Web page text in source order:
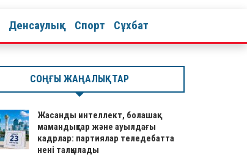
Денсаулық Спорт Сұхбат
СОҢҒЫ ЖАҢАЛЫҚТАР
Жасанды интеллект, болашақ
мамандықтар және ауылдағы
кадрлар: партиялар теледебатта
нені талқылады